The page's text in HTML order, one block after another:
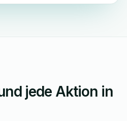
jede Aktion in